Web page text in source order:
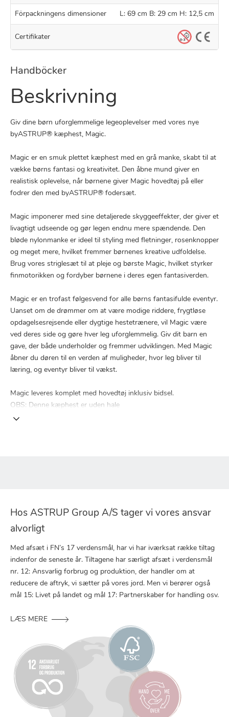
Förpackningens dimensioner L: 69 cm B: 29 cm H: 12,5 cm
Certifikater
Handböcker
Beskrivning
Giv dine børn uforglemmelige legeoplevelser med vores nye
byASTRUP® kæphest, Magic.
Magic er en smuk plettet kæphest med en grå manke, skabt til at
vække børns fantasi og kreativitet. Den åbne mund giver en
realistisk oplevelse, når børnene giver Magic hovedtøj på eller
fodrer den med byASTRUP® fodersæt.
Magic imponerer med sine detaljerede skyggeeffekter, der giver et
livagtigt udseende og gør legen endnu mere spændende. Den
bløde nylonmanke er ideel til styling med fletninger, rosenknopper
og meget mere, hvilket fremmer børnenes kreative udfoldelse.
Brug vores striglesæt til at pleje og børste Magic, hvilket styrker
finmotorikken og fordyber børnene i deres egen fantasiverden.
Magic er en trofast følgesvend for alle børns fantasifulde eventyr.
Uanset om de drømmer om at være modige riddere, frygtløse
opdagelsesrejsende eller dygtige hestetrænere, vil Magic være
ved deres side og gøre hver leg uforglemmelig. Giv dit barn en
gave, der både underholder og fremmer udviklingen. Med Magic
åbner du døren til en verden af muligheder, hvor leg bliver til
læring, og eventyr bliver til vækst.
Magic leveres komplet med hovedtøj inklusiv bidsel.
OBS: Denne kæphest er uden hale
Hos ASTRUP Group A/S tager vi vores ansvar
alvorligt
Med afsæt i FN’s 17 verdensmål, har vi har iværksat række tiltag
indenfor de seneste år. Tiltagene har særligt afsæt i verdensmål
nr. 12: Ansvarlig forbrug og produktion, der handler om at
reducere de aftryk, vi sætter på vores jord. Men vi berører også
mål 15: Livet på landet og mål 17: Partnerskaber for handling osv.
LÆS MERE